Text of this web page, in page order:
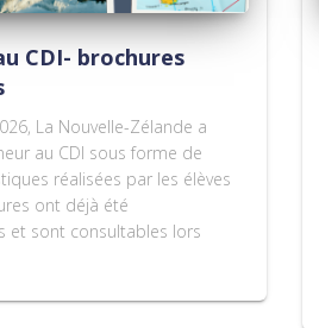
CDI- brochures
La Nouvelle-Zélande a
au CDI sous forme de
réalisées par les élèves
ont déjà été
et sont consultables lors